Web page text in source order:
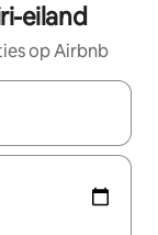
eiland
op Airbnb
je een keuze